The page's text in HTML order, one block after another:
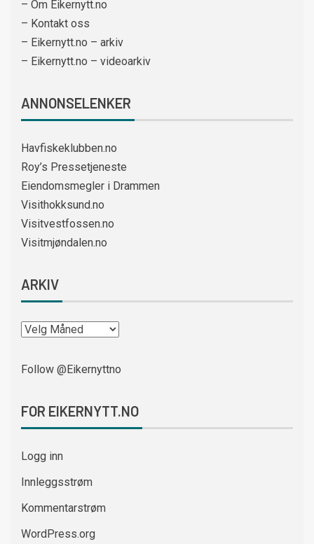
– Om Eikernytt.no
– Kontakt oss
– Eikernytt.no – arkiv
– Eikernytt.no – videoarkiv
ANNONSELENKER
Havfiskeklubben.no
Roy’s Pressetjeneste
Eiendomsmegler i Drammen
Visithokksund.no
Visitvestfossen.no
Visitmjøndalen.no
ARKIV
Follow @Eikernyttno
FOR EIKERNYTT.NO
Logg inn
Innleggsstrøm
Kommentarstrøm
WordPress.org